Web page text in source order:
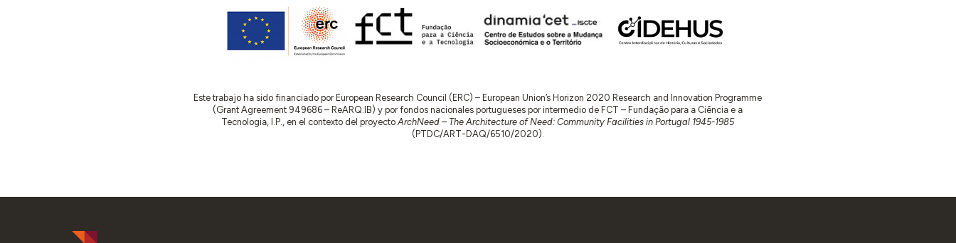
Este trabajo ha sido financiado por European Research Council (ERC) – European Union’s Horizon 2020 Research and Innovation Programme
(Grant Agreement 949686 – ReARQ.IB) y por fondos nacionales portugueses por intermedio de FCT – Fundação para a Ciência e a
Tecnologia, I.P., en el contexto del proyectoArchNeed – The Architecture of Need: Community Facilities in Portugal 1945-1985
(PTDC/ART-DAQ/6510/2020).